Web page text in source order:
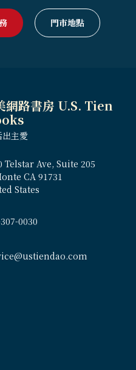
門市地點
網路書房 U.S. Tien
主愛
Telstar Ave, Suite 205
CA 91731
States
0030